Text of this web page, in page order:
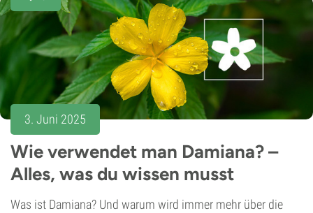
3. Juni 2025
Wie verwendet man Damiana? –
Alles, was du wissen musst
Was ist Damiana? Und warum wird immer mehr über die